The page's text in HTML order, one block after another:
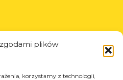
plików
korzystamy z technologii,
e manuale